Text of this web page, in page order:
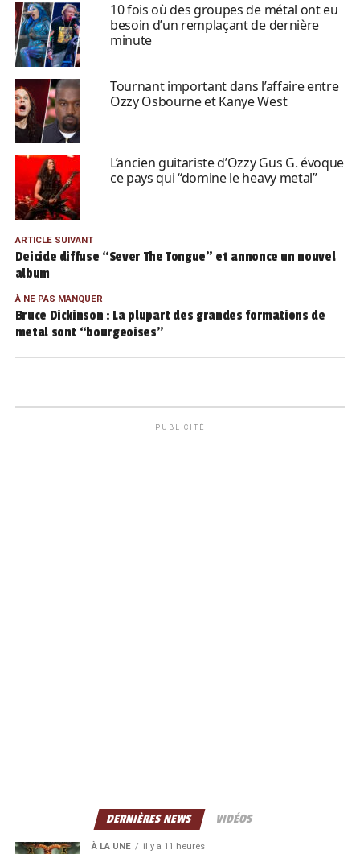
10 fois où des groupes de métal ont eu
besoin d’un remplaçant de dernière
minute
Tournant important dans l’affaire entre
Ozzy Osbourne et Kanye West
L’ancien guitariste d’Ozzy Gus G. évoque
ce pays qui “domine le heavy metal”
ARTICLE SUIVANT
Deicide diffuse “Sever The Tongue” et annonce un nouvel
album
À NE PAS MANQUER
Bruce Dickinson : La plupart des grandes formations de
metal sont “bourgeoises”
PUBLICITÉ
DERNIÈRES NEWS VIDÉOS
À LA UNE il y a 11 heures